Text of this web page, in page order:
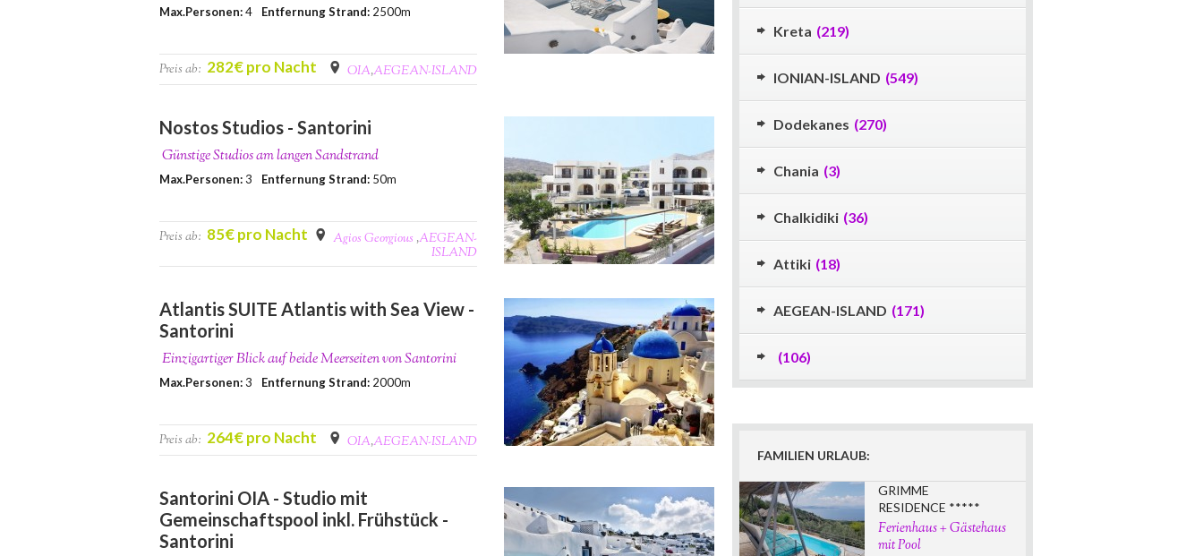
Max.Personen:4 Entfernung Strand: 2500m
Preis ab: 282€ pro Nacht OIA,AEGEAN-ISLAND
Nostos Studios - Santorini
Günstige Studios am langen Sandstrand
Max.Personen:3 Entfernung Strand: 50m
Preis ab: 85€ pro Nacht Agios Georgious ,AEGEAN-
ISLAND
Atlantis SUITE Atlantis with Sea View -
Santorini
Einzigartiger Blick auf beide Meerseiten von Santorini
Max.Personen:3 Entfernung Strand: 2000m
Preis ab: 264€ pro Nacht OIA,AEGEAN-ISLAND
Santorini OIA - Studio mit
Gemeinschaftspool inkl. Frühstück -
Santorini
Kreta (219)
IONIAN-ISLAND (549)
Dodekanes (270)
Chania (3)
Chalkidiki (36)
Attiki (18)
AEGEAN-ISLAND (171)
(106)
FAMILIEN URLAUB:
GRIMME
RESIDENCE *****
Ferienhaus + Gästehaus
mit Pool